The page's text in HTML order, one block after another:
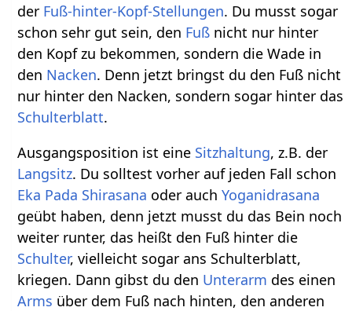
der Fuß-hinter-Kopf-Stellungen. Du musst sogar
schon sehr gut sein, den Fuß nicht nur hinter
den Kopf zu bekommen, sondern die Wade in
den Nacken. Denn jetzt bringst du den Fuß nicht
nur hinter den Nacken, sondern sogar hinter das
Schulterblatt.
Ausgangsposition ist eine Sitzhaltung, z.B. der
Langsitz. Du solltest vorher auf jeden Fall schon
Eka Pada Shirasana oder auchYoganidrasana
geübt haben, denn jetzt musst du das Bein noch
weiter runter, das heißt den Fuß hinter die
Schulter, vielleicht sogar ans Schulterblatt,
kriegen. Dann gibst du den Unterarm des einen
Arms über dem Fuß nach hinten, den anderen